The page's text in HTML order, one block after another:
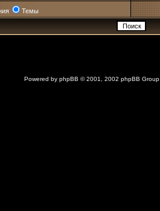
Темы
Powered by phpBB © 2001, 2002 phpBB Group